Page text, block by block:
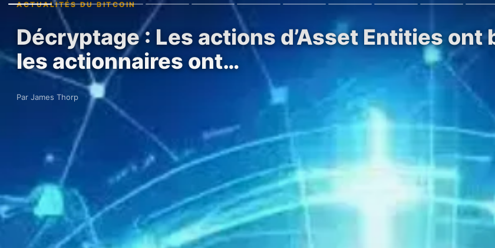
ACTUALITÉS DU BITCOIN
Décryptage : Les actions d’Asset Entities ont
les actionnaires ont…
Par James Thorp